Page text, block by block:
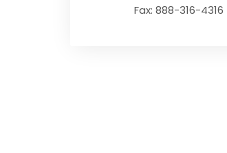
Fax: 888-316-4316